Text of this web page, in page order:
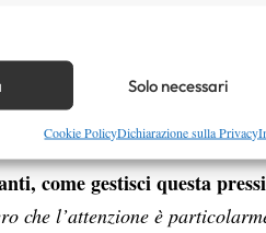
base alle informazioni trasmesse automaticamente.
prevenire e rilevare frodi,
pubblicità e contenuto, Salvare e
Solo necessari
Cookie PolicyDichiarazione sulla Privacy
molto sull’elasticità e
dire che noto già dei
27 anni e che i giovani
ancora diversi anni per
come gestisci questa
che l’attenzione è